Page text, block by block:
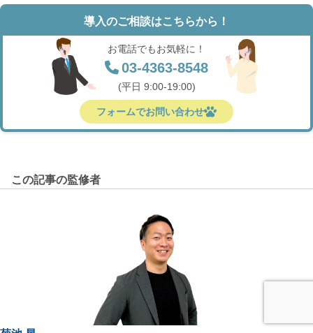
導入のご相談はこちらから！
お電話でもお気軽に！
03-4363-8548
(平日 9:00-19:00)
フォームでお問い合わせ
この記事の監修者